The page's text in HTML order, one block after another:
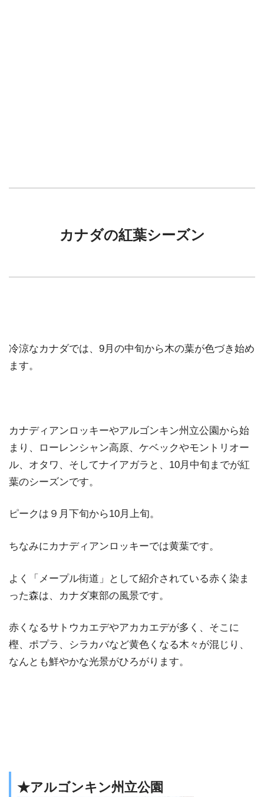
カナダの紅葉シーズン
冷涼なカナダでは、9月の中旬から木の葉が色づき始め
ます。
カナディアンロッキーやアルゴンキン州立公園から始
まり、ローレンシャン高原、ケベックやモントリオー
ル、オタワ、そしてナイアガラと、10月中旬までが紅
葉のシーズンです。
ピークは９月下旬から10月上旬。
ちなみにカナディアンロッキーでは黄葉です。
よく「メープル街道」として紹介されている赤く染ま
った森は、カナダ東部の風景です。
赤くなるサトウカエデやアカカエデが多く、そこに
樫、ポプラ、シラカバなど黄色くなる木々が混じり、
なんとも鮮やかな光景がひろがります。
★アルゴンキン州立公園